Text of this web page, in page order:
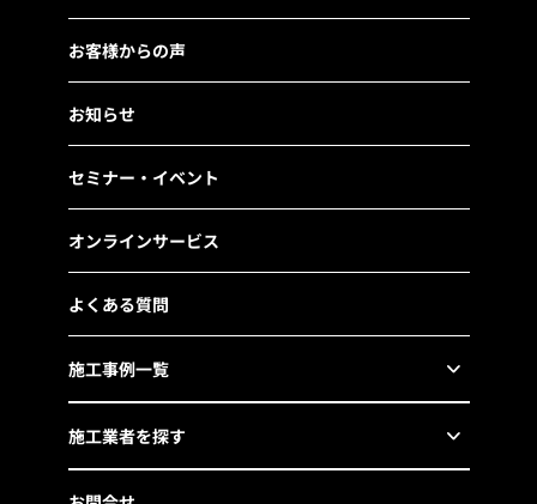
お客様からの声
お知らせ
セミナー・イベント
オンラインサービス
よくある質問
施工事例一覧
施工業者を探す